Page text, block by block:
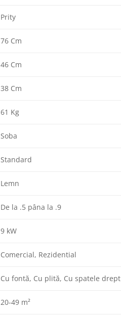
Prity
76 Cm
46 Cm
38 Cm
61 Kg
Soba
Standard
Lemn
De la .5 pâna la .9
9 kW
Comercial, Rezidential
Cu fontă, Cu plită, Cu spatele drept
20-49 m²